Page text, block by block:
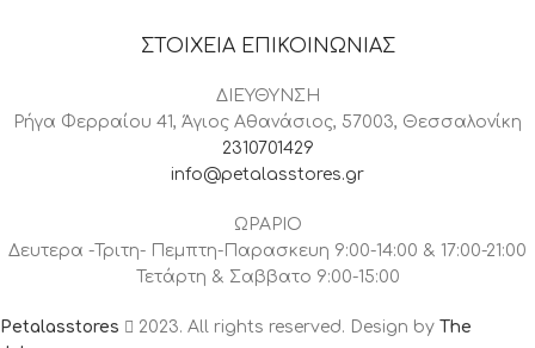
ΣΤΟΙΧΕΙΑ ΕΠΙΚΟΙΝΩΝΙΑΣ
ΔΙΕΥΘΥΝΣΗ
Ρήγα Φερραίου 41, Άγιος Αθανάσιος, 57003, Θεσσαλονίκη
2310701429
info@petalasstores.gr
ΩΡΑΡΙΟ
Δευτερα -Τριτη- Πεμπτη-Παρασκευη 9:00-14:00 & 17:00-21:00
Τετάρτη & Σαββατο 9:00-15:00
Petalasstores 2023. All rights reserved. Design by The